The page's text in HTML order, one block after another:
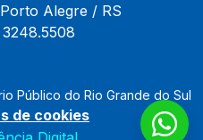
Alegre / RS
3248.5508
Público do Rio Grande do Sul
de cookies